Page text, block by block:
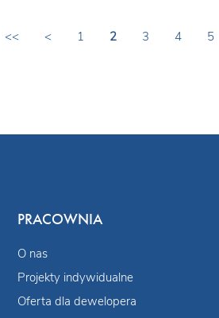
<< < 1 2 3 4 5
PRACOWNIA
O nas
Projekty indywidualne
Oferta dla dewelopera